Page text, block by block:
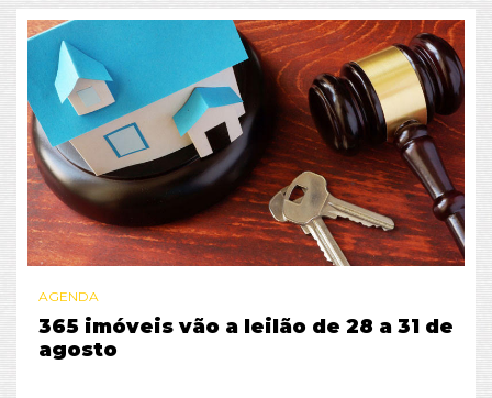
AGENDA
365 imóveis vão a leilão de 28 a 31 de
agosto